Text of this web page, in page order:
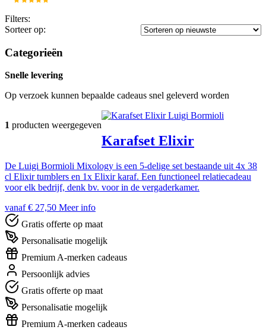
Filters:
Sorteer op:
Categorieën
Snelle levering
Op verzoek kunnen bepaalde cadeaus snel geleverd worden
1 producten weergegeven
Luigi Bormioli
Karafset Elixir
De Luigi Bormioli Mixology is een 5-delige set bestaande uit 4x 38
cl Elixir tumblers en 1x Elixir karaf. Een functioneel relatiecadeau
voor elk bedrijf, denk bv. voor in de vergaderkamer.
vanaf € 27,50 Meer info
Gratis offerte op maat
Personalisatie mogelijk
Premium A-merken cadeaus
Persoonlijk advies
Gratis offerte op maat
Personalisatie mogelijk
Premium A-merken cadeaus